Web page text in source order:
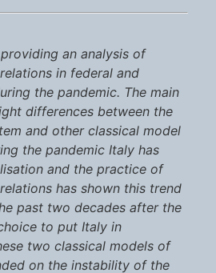
an analysis of
in federal and
the pandemic. The main
differences between the
and other classical model
the pandemic Italy has
and the practice of
has shown this trend
past two decades after the
to put Italy in
two classical models of
on the instability of the